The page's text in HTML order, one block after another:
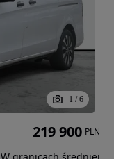
1 / 6
219 900 PLN